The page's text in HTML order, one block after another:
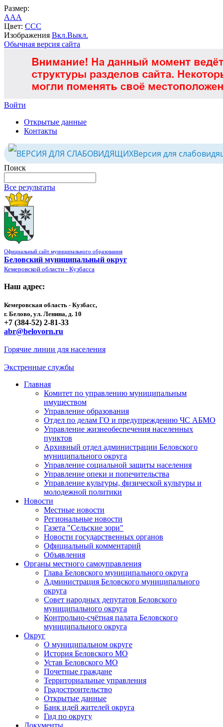
Размер:
AAA
Цвет: CCC
Изображения Вкл.Выкл.
Обычная версия сайта
Войти
Открытые данные
Контакты
Версия для
Поиск
Все результаты
Официальный сайт муниципального образования
Беловский муниципальный округ
Кемеровской области - Кузбасса
Наш адрес:
Кемеровская область - Кузбасс,
г. Белово, ул. Ленина, д. 10
+7 (384-52) 2-81-33
abr@belovorn.ru
Горячие линии для населения
Экстренные службы
Главная
Комитет по управлению муниципальным
имуществом
Управление образования
Отдел по делам ГО и предупреждению ЧС АБМО
Управление жизнеобеспечения населенных
пунктов
Архивный отдел администрации Беловского
муниципального округа
Управление социальной защиты населения
Управление опеки и попечительства
Управление культуры, физической культуры и
молодежной политики
Новости
Местные новости
Региональные новости
Газета "Сельские зори"
Новости государственных органов
Официальный комментарий
Объявления
Органы местного самоуправления
Глава Беловского муниципального округа
Администрация Беловского муниципального
округа
Совет народных депутатов Беловского
муниципального округа
Контрольно-счётная палата Беловского
муниципального округа
Округ
О муниципальном округе
История Беловского МО
Устав Беловского МО
Почетные граждане
Территориальные управления
Градостроительство
Открытые данные
Банк идей жителей округа
Гид по округу
Документы